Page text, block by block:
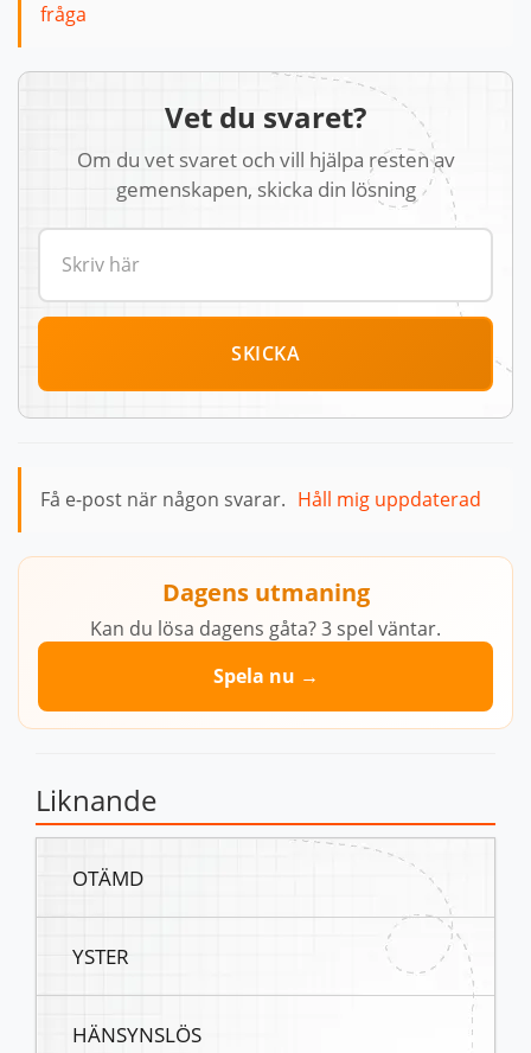
fråga
Vet du svaret?
Om du vet svaret och vill hjälpa resten av
gemenskapen, skicka din lösning
SKICKA
Få e-post när någon svarar. Håll mig uppdaterad
Dagens utmaning
Kan du lösa dagens gåta? 3 spel väntar.
Spela nu →
Liknande
OTÄMD
YSTER
HÄNSYNSLÖS